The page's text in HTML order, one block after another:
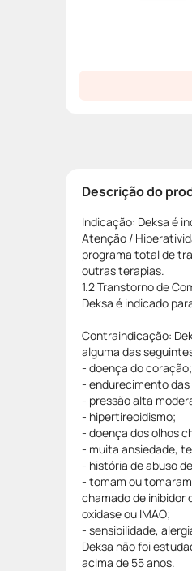
Descrição do
Indicação: Deksa é
Atenção /
programa total de
outras terapias.
1.2 Transtorno de
Deksa é indicado
Contraindicação:
alguma das
- doença do coração;
- endurecimento
- pressão alta
- hipertireoidismo;
- doença dos olhos
- muita ansiedade,
- história de abuso
- tomam ou
chamado de inibidor
oxidase ou IMAO;
- sensibilidade,
Deksa não foi
acima de 55 anos.